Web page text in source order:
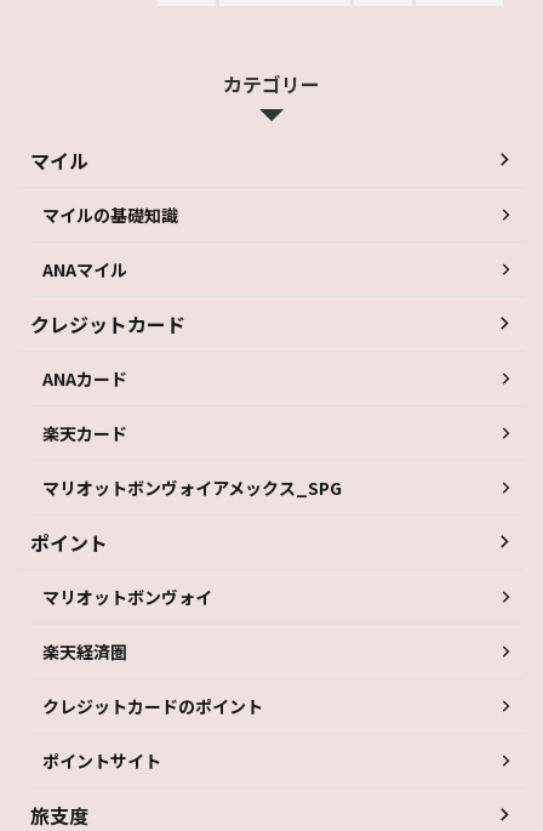
カテゴリー
マイル
マイルの基礎知識
ANAマイル
クレジットカード
ANAカード
楽天カード
マリオットボンヴォイアメックス_SPG
ポイント
マリオットボンヴォイ
楽天経済圏
クレジットカードのポイント
ポイントサイト
旅支度